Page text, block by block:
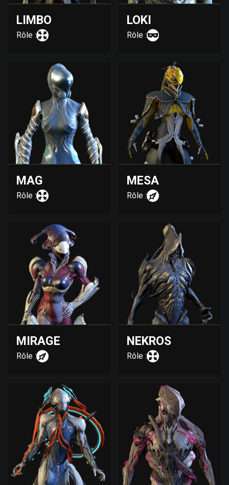
LIMBO
Rôle :
LOKI
Rôle :
MAG
Rôle :
MESA
Rôle :
MIRAGE
Rôle :
NEKROS
Rôle :